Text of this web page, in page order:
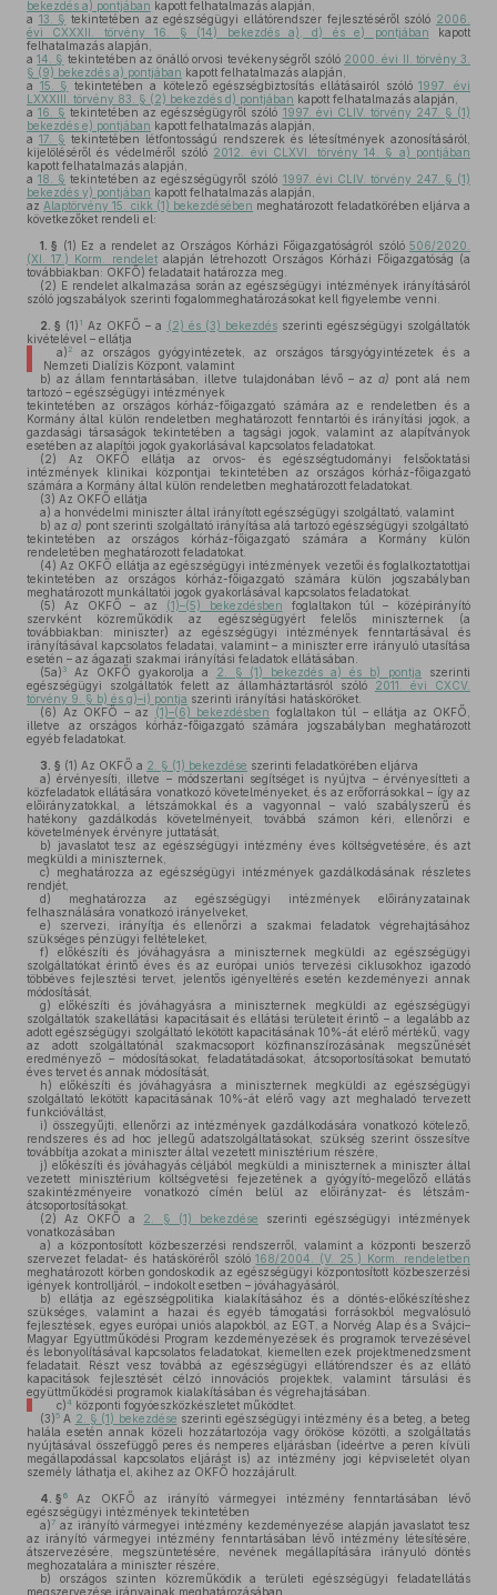
bekezdés a) pontjában kapott felhatalmazás alapján,
a 13. § tekintetében az egészségügyi ellátórendszer fejlesztéséről szóló 2006.
évi CXXXII. törvény 16. § (14) bekezdés a), d) és e) pontjában kapott
felhatalmazás alapján,
a14. § tekintetében az önálló orvosi tevékenységről szóló 2000. évi II. törvény 3.
§ (9) bekezdés a) pontjában kapott felhatalmazás alapján,
a 15. § tekintetében a kötelező egészségbiztosítás ellátásairól szóló1997. évi
LXXXIII. törvény 83. § (2) bekezdés d) pontjában kapott felhatalmazás alapján,
a16. § tekintetében az egészségügyről szóló 1997. évi CLIV. törvény 247. § (1)
bekezdés e) pontjában kapott felhatalmazás alapján,
a 17. § tekintetében létfontosságú rendszerek és létesítmények azonosításáról,
kijelöléséről és védelméről szóló 2012. évi CLXVI. törvény 14. § a) pontjában
kapott felhatalmazás alapján,
a18. § tekintetében az egészségügyről szóló 1997. évi CLIV. törvény 247. § (1)
bekezdés y) pontjában kapott felhatalmazás alapján,
az Alaptörvény 15. cikk (1) bekezdésében meghatározott feladatkörében eljárva a
következőket rendeli el:
1. § (1) Ez a rendelet az Országos Kórházi Főigazgatóságról szóló 506/2020.
(XI. 17.) Korm. rendeletalapján létrehozott Országos Kórházi Főigazgatóság (a
továbbiakban: OKFŐ) feladatait határozza meg.
(2) E rendelet alkalmazása során az egészségügyi intézmények irányításáról
szóló jogszabályok szerinti fogalommeghatározásokat kell figyelembe venni.
2. § (1) 1 Az OKFŐ – a (2) és (3) bekezdésszerinti egészségügyi szolgáltatók
kivételével – ellátja
a) 2
az országos gyógyintézetek, az országos társgyógyintézetek és a
Nemzeti Dialízis Központ, valamint
b) az állam fenntartásában, illetve tulajdonában lévő – az a) pont alá nem
tartozó – egészségügyi intézmények
tekintetében az országos kórház-főigazgató számára az e rendeletben és a
Kormány által külön rendeletben meghatározott fenntartói és irányítási jogok, a
gazdasági társaságok tekintetében a tagsági jogok, valamint az alapítványok
esetében az alapítói jogok gyakorlásával kapcsolatos feladatokat.
(2) Az OKFŐ ellátja az orvos- és egészségtudományi felsőoktatási
intézmények klinikai központjai tekintetében az országos kórház-főigazgató
számára a Kormány által külön rendeletben meghatározott feladatokat.
(3) Az OKFŐ ellátja
a) a honvédelmi miniszter által irányított egészségügyi szolgáltató, valamint
b) az a) pont szerinti szolgáltató irányítása alá tartozó egészségügyi szolgáltató
tekintetében az országos kórház-főigazgató számára a Kormány külön
rendeletében meghatározott feladatokat.
(4) Az OKFŐ ellátja az egészségügyi intézmények vezetői és foglalkoztatottjai
tekintetében az országos kórház-főigazgató számára külön jogszabályban
meghatározott munkáltatói jogok gyakorlásával kapcsolatos feladatokat.
(5) Az OKFŐ – az (1)–(5) bekezdésben foglaltakon túl – középirányító
szervként közreműködik az egészségügyért felelős miniszternek (a
továbbiakban: miniszter) az egészségügyi intézmények fenntartásával és
irányításával kapcsolatos feladatai, valamint – a miniszter erre irányuló utasítása
esetén – az ágazati szakmai irányítási feladatok ellátásában.
(5a) 3 Az OKFŐ gyakorolja a 2. § (1) bekezdés a) és b) pontja szerinti
egészségügyi szolgáltatók felett az államháztartásról szóló
2011. évi CXCV.
törvény 9. § b) és g)–i) pontja szerinti irányítási hatásköröket.
(6) Az OKFŐ – az (1)–(6) bekezdésben foglaltakon túl – ellátja az OKFŐ,
illetve az országos kórház-főigazgató számára jogszabályban meghatározott
egyéb feladatokat.
3. § (1) Az OKFŐ a 2. § (1) bekezdése szerinti feladatkörében eljárva
a) érvényesíti, illetve – módszertani segítséget is nyújtva – érvényesítteti a
közfeladatok ellátására vonatkozó követelményeket, és az erőforrásokkal – így az
előirányzatokkal, a létszámokkal és a vagyonnal – való szabályszerű és
hatékony gazdálkodás követelményeit, továbbá számon kéri, ellenőrzi e
követelmények érvényre juttatását,
b) javaslatot tesz az egészségügyi intézmény éves költségvetésére, és azt
megküldi a miniszternek,
c) meghatározza az egészségügyi intézmények gazdálkodásának részletes
rendjét,
d) meghatározza az egészségügyi intézmények előirányzatainak
felhasználására vonatkozó irányelveket,
e) szervezi, irányítja és ellenőrzi a szakmai feladatok végrehajtásához
szükséges pénzügyi feltételeket,
f) előkészíti és jóváhagyásra a miniszternek megküldi az egészségügyi
szolgáltatókat érintő éves és az európai uniós tervezési ciklusokhoz igazodó
többéves fejlesztési tervet, jelentős igényeltérés esetén kezdeményezi annak
módosítását,
g) előkészíti és jóváhagyásra a miniszternek megküldi az egészségügyi
szolgáltatók szakellátási kapacitásait és ellátási területeit érintő – a legalább az
adott egészségügyi szolgáltató lekötött kapacitásának 10%-át elérő mértékű, vagy
az adott szolgáltatónál szakmacsoport közfinanszírozásának megszűnését
eredményező – módosításokat, feladatátadásokat, átcsoportosításokat bemutató
éves tervet és annak módosítását,
h) előkészíti és jóváhagyásra a miniszternek megküldi az egészségügyi
szolgáltató lekötött kapacitásának 10%-át elérő vagy azt meghaladó tervezett
funkcióváltást,
i) összegyűjti, ellenőrzi az intézmények gazdálkodására vonatkozó kötelező,
rendszeres és ad hoc jellegű adatszolgáltatásokat, szükség szerint összesítve
továbbítja azokat a miniszter által vezetett minisztérium részére,
j) előkészíti és jóváhagyás céljából megküldi a miniszternek a miniszter által
vezetett minisztérium költségvetési fejezetének a gyógyító-megelőző ellátás
szakintézményeire vonatkozó címén belül az előirányzat- és létszám-
átcsoportosításokat.
(2) Az OKFŐ a 2. § (1) bekezdése szerinti egészségügyi intézmények
vonatkozásában
a) a központosított közbeszerzési rendszerről, valamint a központi beszerző
szervezet feladat- és hatásköréről szóló168/2004. (V. 25.) Korm. rendeletben
meghatározott körben gondoskodik az egészségügyi központosított közbeszerzési
igények kontrolljáról, – indokolt esetben – jóváhagyásáról,
b) ellátja az egészségpolitika kialakításához és a döntés-előkészítéshez
szükséges, valamint a hazai és egyéb támogatási forrásokból megvalósuló
fejlesztések, egyes európai uniós alapokból, az EGT, a Norvég Alap és a Svájci–
Magyar Együttműködési Program kezdeményezések és programok tervezésével
és lebonyolításával kapcsolatos feladatokat, kiemelten ezek projektmenedzsment
feladatait. Részt vesz továbbá az egészségügyi ellátórendszer és az ellátó
kapacitások fejlesztését célzó innovációs projektek, valamint társulási és
együttműködési programok kialakításában és végrehajtásában.
c)4központi fogyóeszközkészletet működtet.
(3)5 A 2. § (1) bekezdése szerinti egészségügyi intézmény és a beteg, a beteg
halála esetén annak közeli hozzátartozója vagy örököse közötti, a szolgáltatás
nyújtásával összefüggő peres és nemperes eljárásban (ideértve a peren kívüli
megállapodással kapcsolatos eljárást is) az intézmény jogi képviseletét olyan
személy láthatja el, akihez az OKFŐ hozzájárult.
4. § 6
Az OKFŐ az irányító vármegyei intézmény fenntartásában lévő
egészségügyi intézmények tekintetében
a)7 az irányító vármegyei intézmény kezdeményezése alapján javaslatot tesz
az irányító vármegyei intézmény fenntartásában lévő intézmény létesítésére,
átszervezésére, megszüntetésére, nevének megállapítására irányuló döntés
meghozatalára a miniszter részére,
b) országos szinten közreműködik a területi egészségügyi feladatellátás
megszervezése irányainak meghatározásában,